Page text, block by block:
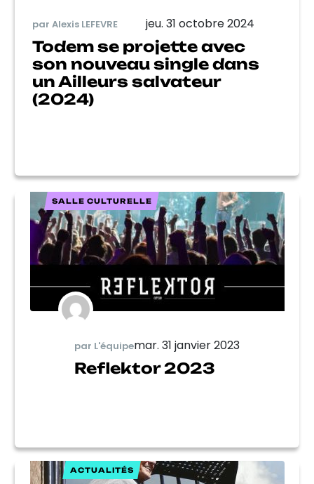
par Alexis LEFEVRE jeu. 31 octobre 2024
Todem se projette avec
son nouveau single dans
un Ailleurs salvateur
(2024)
SALLE CULTURELLE
par L'équipemar. 31 janvier 2023
Reflektor 2023
ACTUALITÉS